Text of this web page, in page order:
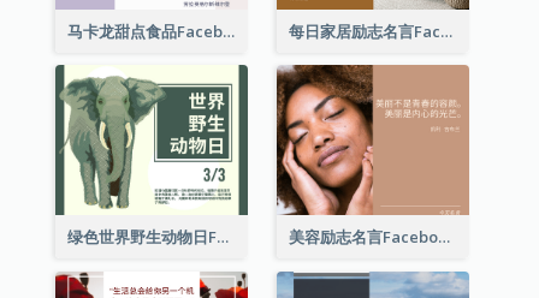
马卡龙甜点食品Facebook帖子 每日家居励志名言Facebook帖子
绿色世界野生动物日Facebook帖子 美容励志名言Facebook帖子